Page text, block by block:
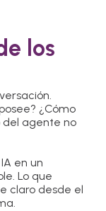
los
¿Cómo
del agente no
en un
Lo que
claro desde el